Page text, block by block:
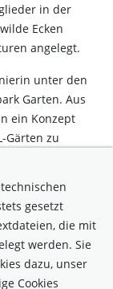
in der
Ecken
angelegt.
unter den
Garten. Aus
ein Konzept
Gärten zu
Gärtnern
gesetzt
die mit
werden. Sie
dazu, unser
Cookies